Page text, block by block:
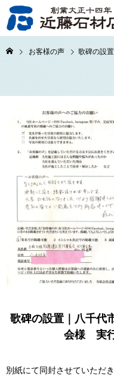
お客様の声 歌碑の設置｜
歌碑の設置｜八千
会様 実
別紙にて同封させていただ